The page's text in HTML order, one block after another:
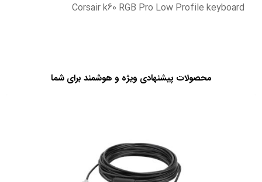
Corsair k60 RGB Pro Low Profile keyboard
محصولات پیشنهادی ویژه و هوشمند برای شما